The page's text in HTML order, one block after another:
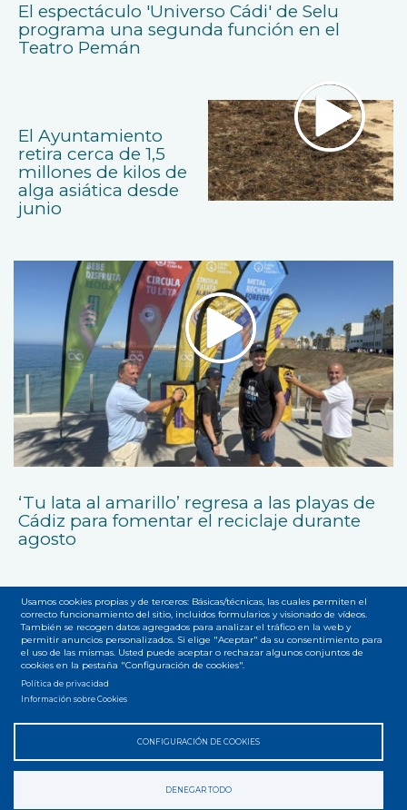
El espectáculo 'Universo Cádi' de Selu
programa una segunda función en el
Teatro Pemán
El Ayuntamiento
retira cerca de 1,5
millones de kilos de
alga asiática desde
junio
‘Tu lata al amarillo’ regresa a las playas de
Cádiz para fomentar el reciclaje durante
agosto
Menú
del
Accesibilidad Privacidad Legal Cookies
Usamos cookies propias y de terceros: Básicas/técnicas, las cuales permiten el
correcto funcionamiento del sitio, incluidos formularios y visionado de vídeos.
También se recogen datos agregados para analizar el tráfico en la web y
permitir anuncios personalizados. Si elige "Aceptar" da su consentimiento para
el uso de las mismas. Usted puede aceptar o rechazar algunos conjuntos de
cookies en la pestaña "Configuración de cookies".
Política de privacidad
Información sobre Cookies
CONFIGURACIÓN DE COOKIES
DENEGAR TODO